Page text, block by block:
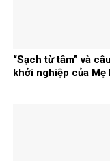
“Sạch từ tâm” và
khởi nghiệp của Mẹ